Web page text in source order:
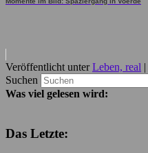
Veröffentlicht unter Leben, real |
Suchen
Was viel gelesen wird:
Das Letzte: